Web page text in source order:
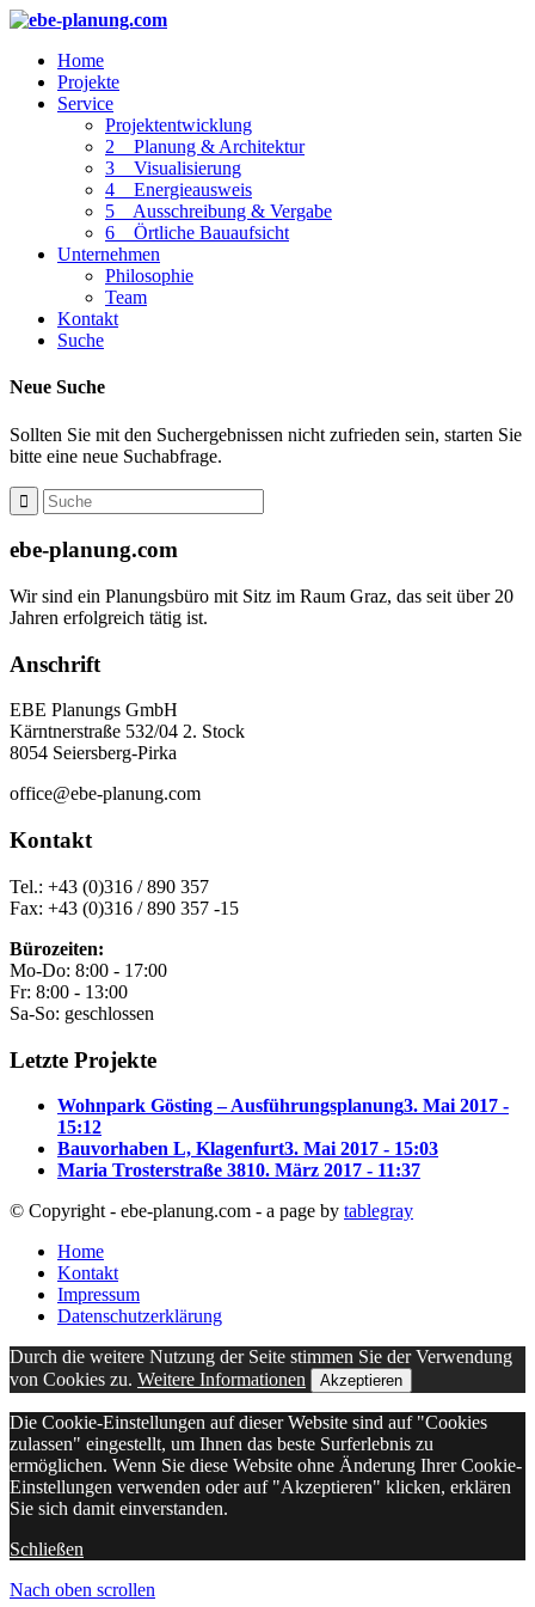
Home
Projekte
Service
Projektentwicklung
2 _ Planung & Architektur
3 _ Visualisierung
4 _ Energieausweis
5 _ Ausschreibung & Vergabe
6 _ Örtliche Bauaufsicht
Unternehmen
Philosophie
Team
Kontakt
Suche
Neue Suche
Sollten Sie mit den Suchergebnissen nicht zufrieden sein, starten Sie
bitte eine neue Suchabfrage.
ebe-planung.com
Wir sind ein Planungsbüro mit Sitz im Raum Graz, das seit über 20
Jahren erfolgreich tätig ist.
Anschrift
EBE Planungs GmbH
Kärntnerstraße 532/04 2. Stock
8054 Seiersberg-Pirka
office@ebe-planung.com
Kontakt
Tel.: +43 (0)316 / 890 357
Fax: +43 (0)316 / 890 357 -15
Bürozeiten:
Mo-Do: 8:00 - 17:00
Fr: 8:00 - 13:00
Sa-So: geschlossen
Letzte Projekte
Wohnpark Gösting – Ausführungsplanung3. Mai 2017 -
15:12
Bauvorhaben L, Klagenfurt3. Mai 2017 - 15:03
Maria Trosterstraße 3810. März 2017 - 11:37
© Copyright - ebe-planung.com - a page by tablegray
Home
Kontakt
Impressum
Datenschutzerklärung
Durch die weitere Nutzung der Seite stimmen Sie der Verwendung
von Cookies zu. Weitere Informationen Akzeptieren
Die Cookie-Einstellungen auf dieser Website sind auf "Cookies
zulassen" eingestellt, um Ihnen das beste Surferlebnis zu
ermöglichen. Wenn Sie diese Website ohne Änderung Ihrer Cookie-
Einstellungen verwenden oder auf "Akzeptieren" klicken, erklären
Sie sich damit einverstanden.
Schließen
Nach oben scrollen